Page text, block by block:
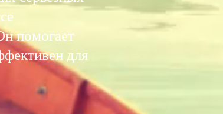
помогает
для